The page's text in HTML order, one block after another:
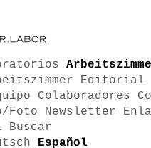
Editorial
Colaboradores
Foto
Newsletter
Buscar
Español